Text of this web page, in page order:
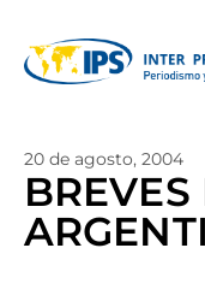
20 de agosto, 2004
BREVES